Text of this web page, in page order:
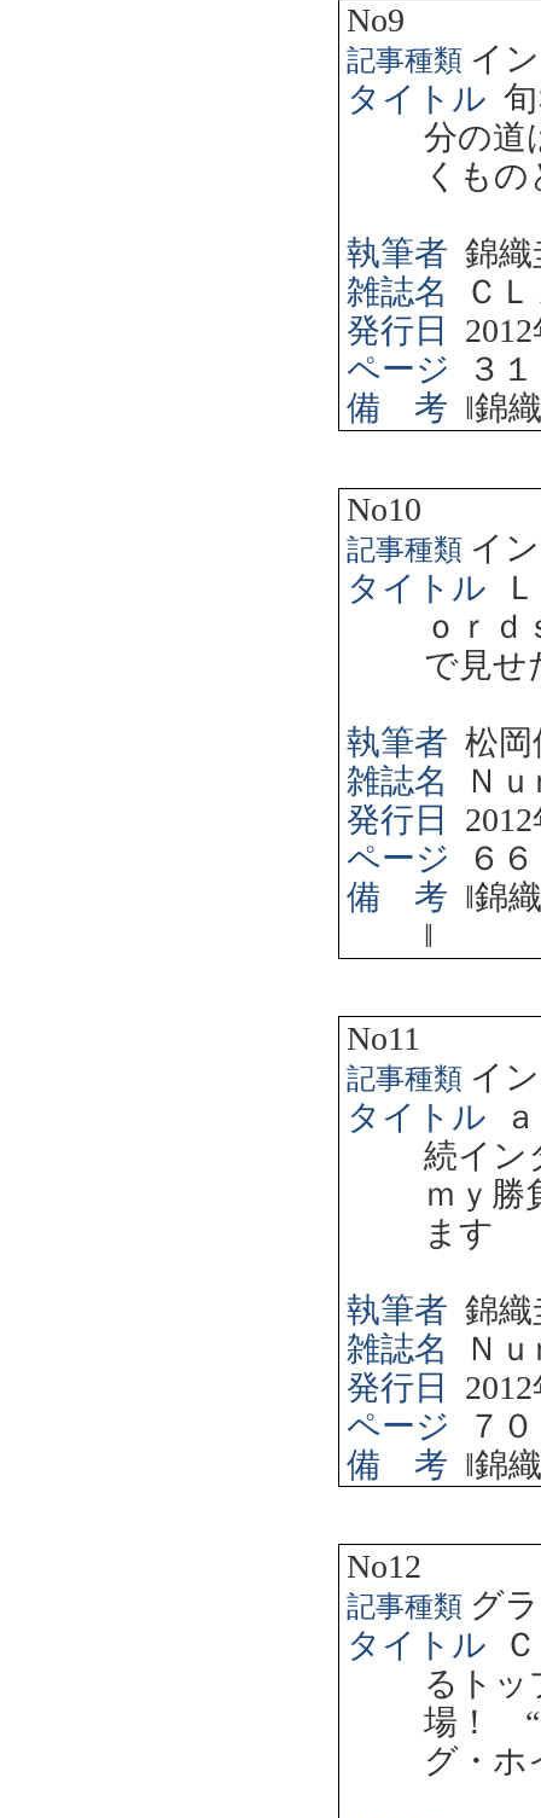
No9
記事種類 イ
タイトル
分の道
くも
執筆者 錦織
雑誌名
Ｃ
発行日
2012
ページ
３
備 考 ‖錦
No10
記事種類 イ
タイトル
ｏｒ
で見せ
執筆者 松岡
雑誌名
Ｎ
発行日
2012
ページ
６
備 考 ‖錦
‖
No11
記事種類 イ
タイトル
続イ
ｍｙ
ます
執筆者 錦織
雑誌名
Ｎ
発行日
2012
ページ
７０
備 考 ‖錦
No12
記事種類 グ
タイトル
るトッ
場！ “
グ・ホ